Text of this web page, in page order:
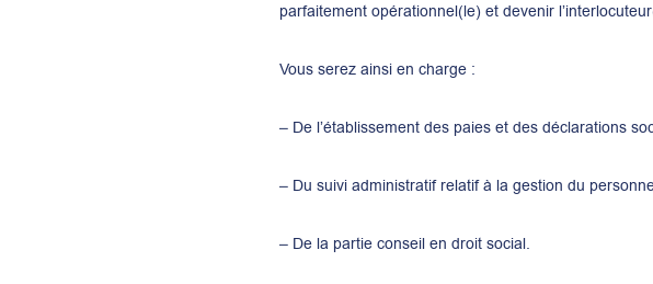
parfaitement opérationnel(le) et devenir
Vous serez ainsi en charge :
– De l’établissement des paies et des déclarations
– Du suivi administratif relatif à la gestion du
– De la partie conseil en droit social.